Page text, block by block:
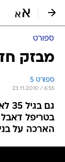
ספורט
מבזק
ספורט 5
23.11.2010 / 6:55
גם
בטריפל דאבל
הארכה על